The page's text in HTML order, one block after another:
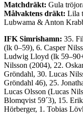
Matchdräkt: Gula
Målvaktens dräkt: Lila
Lubwama & Anton
IFK Simrishamn: 35.
(lk 0–59), 6. Casper
Ludwig Lloyd (lk
Nilsson (2004), 22.
Gröndahl, 30. Lucas
Gröndahl 46), 25.
Lucas Olsson (Lucas
Blomqvist 59´3), 15.
Hörberger, 1. Tobias